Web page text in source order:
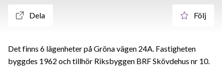
Dela Följ
Det finns 6 lägenheter på Gröna vägen 24A. Fastigheten
byggdes 1962 och tillhör Riksbyggen BRF Skövdehus nr 10.